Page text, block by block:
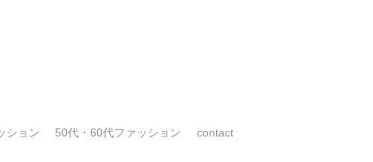
ション 50代・60代ファッション contact